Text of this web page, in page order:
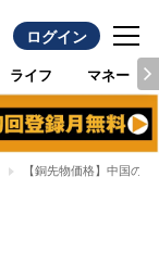
ログイン
ライフ マネー
【銅先物価格】中国の